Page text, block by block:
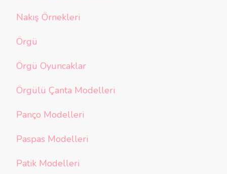
Nakış Örnekleri
Örgü
Örgü Oyuncaklar
Örgülü Çanta Modelleri
Panço Modelleri
Paspas Modelleri
Patik Modelleri